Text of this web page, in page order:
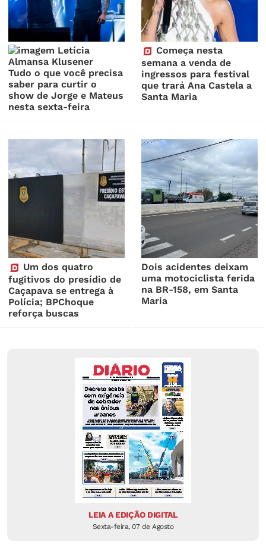
Tudo o que você precisa
saber para curtir o
show de Jorge e Mateus
nesta sexta-feira
Começa nesta
semana a venda de
ingressos para festival
que trará Ana Castela a
Santa Maria
Um dos quatro
fugitivos do presídio de
Caçapava se entrega à
Polícia; BPChoque
reforça buscas
Dois acidentes deixam
uma motociclista ferida
na BR-158, em Santa
Maria
LEIA A EDIÇÃO DIGITAL
Sexta-feira, 07 de Agosto